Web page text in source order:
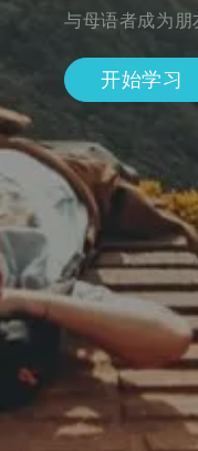
与母语者成为
开始学习